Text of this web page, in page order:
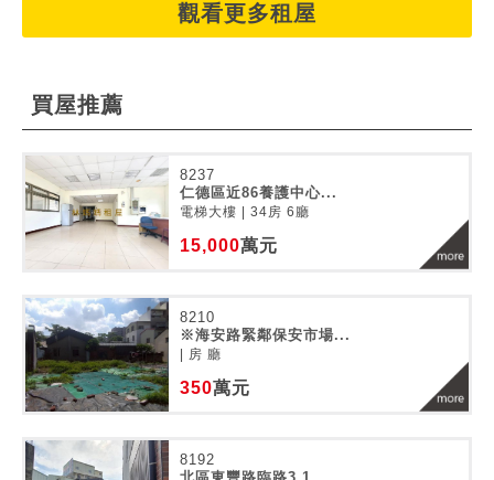
觀看更多租屋
買屋推薦
8237
仁德區近86養護中心...
電梯大樓 | 34房 6廳
15,000萬元
8210
※海安路緊鄰保安市場...
| 房 廳
350萬元
8192